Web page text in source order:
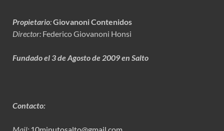
Propietario:Giovanoni Contenidos
Director: Federico Giovanoni Honsi
Fundado el 3 de Agosto de 2009 en Salto
Contacto: